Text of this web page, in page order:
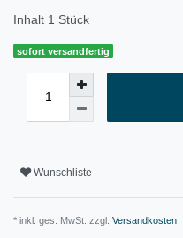
Inhalt 1 Stück
sofort versandfertig
Wunschliste
* inkl. ges. MwSt. zzgl. Versandkosten